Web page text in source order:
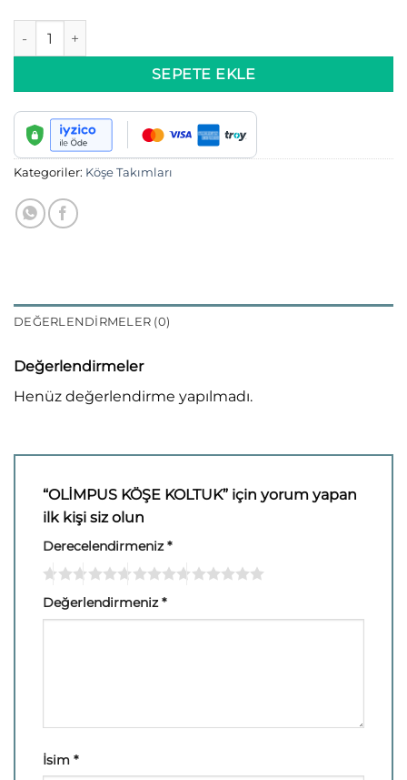
OLİMPUS KÖŞE KOLTUK adet
SEPETE EKLE
Kategoriler: Köşe Takımları
DEĞERLENDIRMELER (0)
Değerlendirmeler
Henüz değerlendirme yapılmadı.
“OLİMPUS KÖŞE KOLTUK” için yorum yapan
ilk kişi siz olun
Derecelendirmeniz*
Değerlendirmeniz*
İsim *